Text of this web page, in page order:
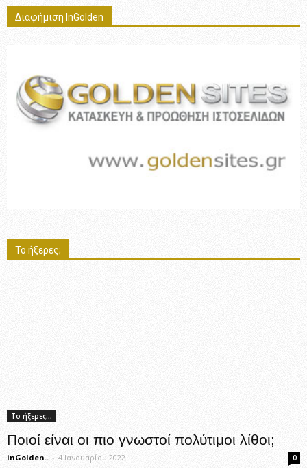
Διαφήμιση InGolden
Το ήξερες;
Το ήξερες;;;
Ποιοί είναι οι πιο γνωστοί πολύτιμοι λίθοι;
inGolden.. - 4 Ιανουαρίου 2022 0